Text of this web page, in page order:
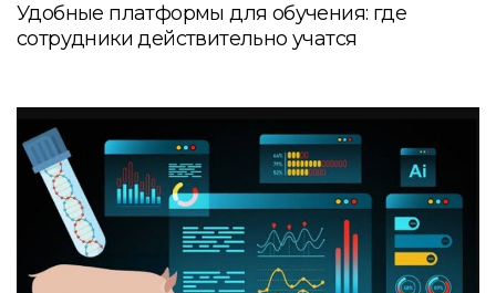
Удобные платформы для обучения: где
сотрудники действительно учатся